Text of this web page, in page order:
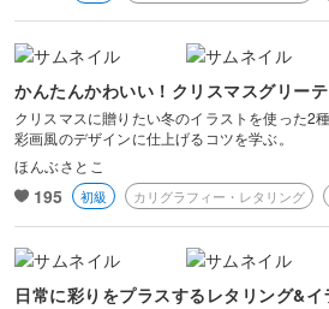
かんたんかわいい！クリスマスグリー
クリスマスに贈りたい冬のイラストを使った2
彩画風のデザインに仕上げるコツを学ぶ。
ほんぶさとこ
195 初級 カリグラフィー・レタリング
日常に彩りをプラスするレタリング&